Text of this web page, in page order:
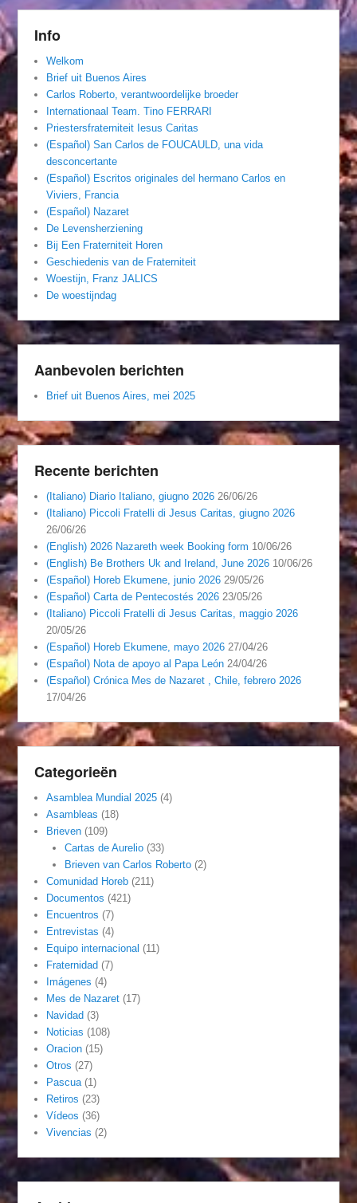
Info
Welkom
Brief uit Buenos Aires
Carlos Roberto, verantwoordelijke broeder
Internationaal Team. Tino FERRARI
Priestersfraterniteit Iesus Caritas
(Español) San Carlos de FOUCAULD, una vida
desconcertante
(Español) Escritos originales del hermano Carlos en
Viviers, Francia
(Español) Nazaret
De Levensherziening
Bij Een Fraterniteit Horen
Geschiedenis van de Fraterniteit
Woestijn, Franz JALICS
De woestijndag
Aanbevolen berichten
Brief uit Buenos Aires, mei 2025
Recente berichten
(Italiano) Diario Italiano, giugno 2026 26/06/26
(Italiano) Piccoli Fratelli di Jesus Caritas, giugno 2026
26/06/26
(English) 2026 Nazareth week Booking form 10/06/26
(English) Be Brothers Uk and Ireland, June 2026 10/06/26
(Español) Horeb Ekumene, junio 2026 29/05/26
(Español) Carta de Pentecostés 2026 23/05/26
(Italiano) Piccoli Fratelli di Jesus Caritas, maggio 2026
20/05/26
(Español) Horeb Ekumene, mayo 2026 27/04/26
(Español) Nota de apoyo al Papa León 24/04/26
(Español) Crónica Mes de Nazaret , Chile, febrero 2026
17/04/26
Categorieën
Asamblea Mundial 2025 (4)
Asambleas (18)
Brieven (109)
Cartas de Aurelio(33)
Brieven van Carlos Roberto(2)
Comunidad Horeb (211)
Documentos (421)
Encuentros (7)
Entrevistas (4)
Equipo internacional (11)
Fraternidad (7)
Imágenes (4)
Mes de Nazaret (17)
Navidad (3)
Noticias (108)
Oracion (15)
Otros (27)
Pascua (1)
Retiros (23)
Vídeos (36)
Vivencias (2)